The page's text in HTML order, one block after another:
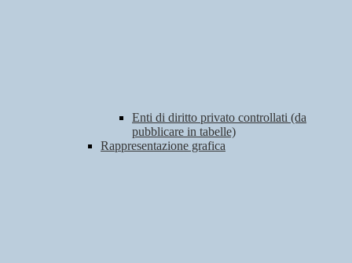
Enti di diritto privato controllati (da
pubblicare in tabelle)
Rappresentazione grafica